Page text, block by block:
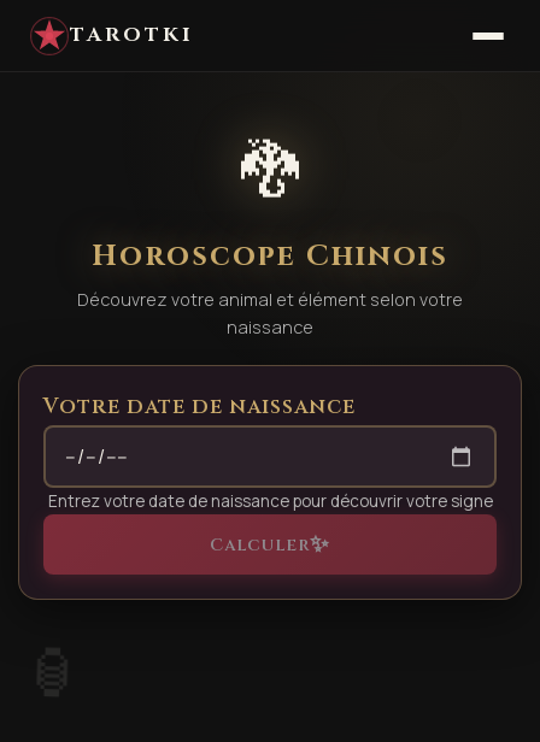
TAROTKI
🐉
Horoscope Chinois
Découvrez votre animal et élément selon votre
naissance
Votre date de naissance
Entrez votre date de naissance pour découvrir votre signe
Calculer✨